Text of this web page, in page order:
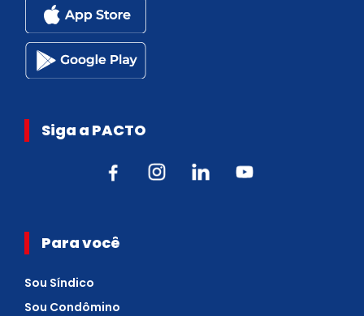
Siga a PACTO
Para você
Sou Síndico
Sou Condômino